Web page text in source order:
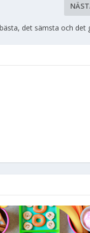
det sämsta och det